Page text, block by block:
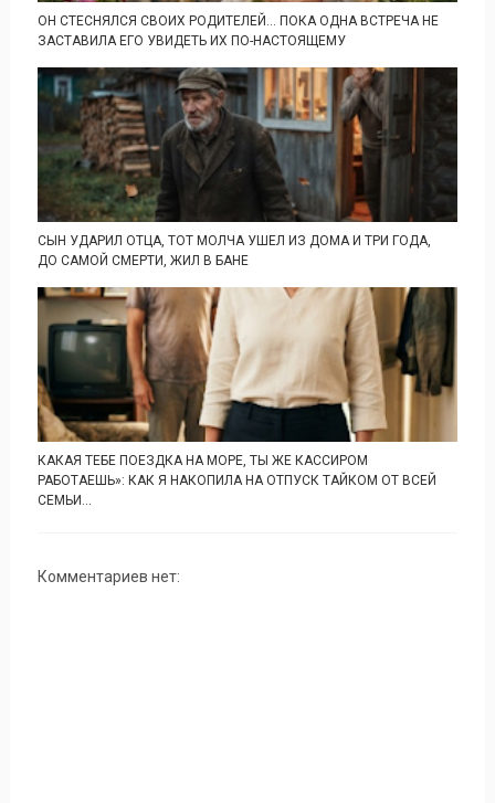
ОН СТЕСНЯЛСЯ СВОИХ РОДИТЕЛЕЙ… ПОКА ОДНА ВСТРЕЧА НЕ
ЗАСТАВИЛА ЕГО УВИДЕТЬ ИХ ПО-НАСТОЯЩЕМУ
СЫН УДАРИЛ ОТЦА, ТОТ МОЛЧА УШЕЛ ИЗ ДОМА И ТРИ ГОДА,
ДО САМОЙ СМЕРТИ, ЖИЛ В БАНЕ
КАКАЯ ТЕБЕ ПОЕЗДКА НА МОРЕ, ТЫ ЖЕ КАССИРОМ
РАБОТАЕШЬ»: КАК Я НАКОПИЛА НА ОТПУСК ТАЙКОМ ОТ ВСЕЙ
СЕМЬИ...
Комментариев нет: